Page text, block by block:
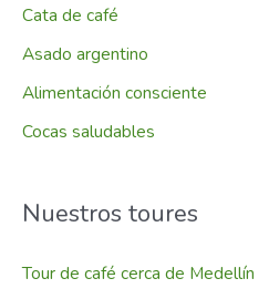
Cata de café
Asado argentino
Alimentación consciente
Cocas saludables
Nuestros toures
Tour de café cerca de Medellín